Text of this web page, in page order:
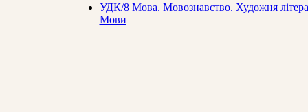
УДК/8 Мова. Мовознавство. Художня
Мови